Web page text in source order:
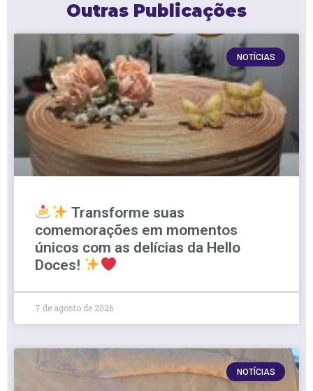
Outras Publicações
NOTÍCIAS
Transforme suas
comemorações em momentos
únicos com as delícias da Hello
Doces!
7 de agosto de 2026
NOTÍCIAS